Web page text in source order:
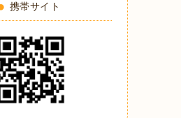
携帯サイト